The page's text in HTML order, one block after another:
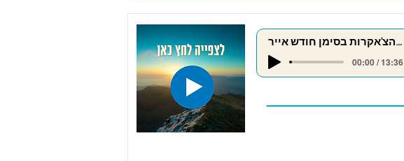
ריפוי 7 הצ'אקרות בסימן חודש אייר
00:00 / 13:36